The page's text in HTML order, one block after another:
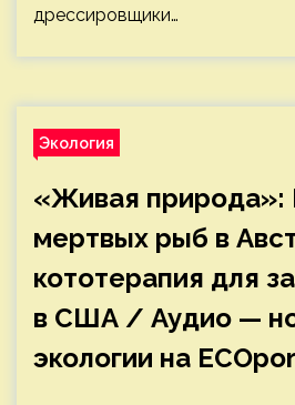
дрессировщики…
Экология
«Живая природа»:
мертвых рыб в
кототерапия для
в США / Аудио —
экологии на